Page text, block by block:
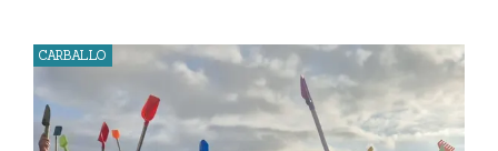
CARBALLO